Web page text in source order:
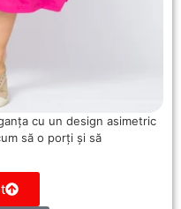
cu un design asimetric
să o porți și să